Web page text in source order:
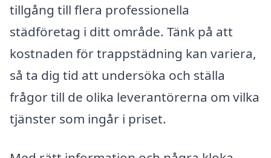
tillgång till flera professionella
städföretag i ditt område. Tänk på att
kostnaden för trappstädning kan variera,
så ta dig tid att undersöka och ställa
frågor till de olika leverantörerna om vilka
tjänster som ingår i priset.